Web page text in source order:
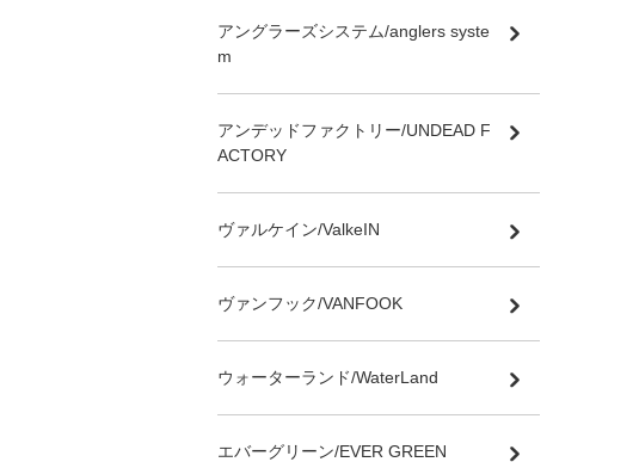
アングラーズシステム/anglers syste
m
アンデッドファクトリー/UNDEAD F
ACTORY
ヴァルケイン/ValkeIN
ヴァンフック/VANFOOK
ウォーターランド/WaterLand
エバーグリーン/EVER GREEN